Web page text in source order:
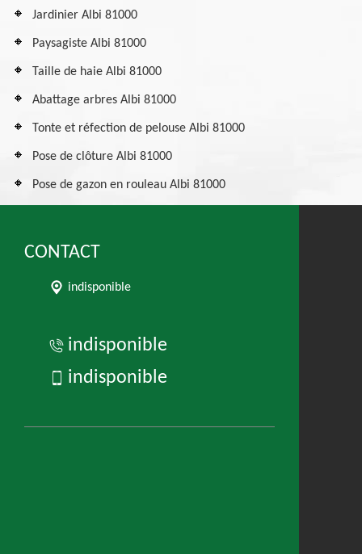
Jardinier Albi 81000
Paysagiste Albi 81000
Taille de haie Albi 81000
Abattage arbres Albi 81000
Tonte et réfection de pelouse Albi 81000
Pose de clôture Albi 81000
Pose de gazon en rouleau Albi 81000
CONTACT
indisponible
indisponible
indisponible